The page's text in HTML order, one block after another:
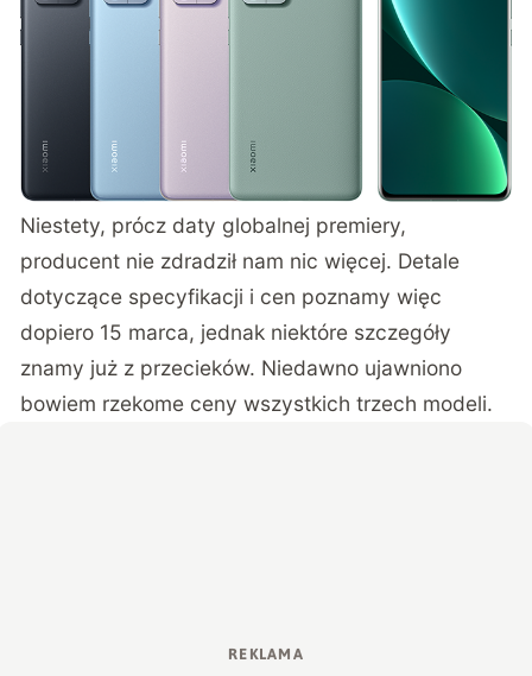
Niestety, prócz daty globalnej premiery,
producent nie zdradził nam nic więcej. Detale
dotyczące specyfikacji i cen poznamy więc
dopiero 15 marca, jednak niektóre szczegóły
znamy już z przecieków. Niedawno ujawniono
bowiem rzekome ceny wszystkich trzech modeli.